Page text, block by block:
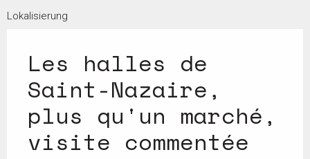
Lokalisierung
Les halles de
Saint-Nazaire,
plus qu'un marché,
visite commentée